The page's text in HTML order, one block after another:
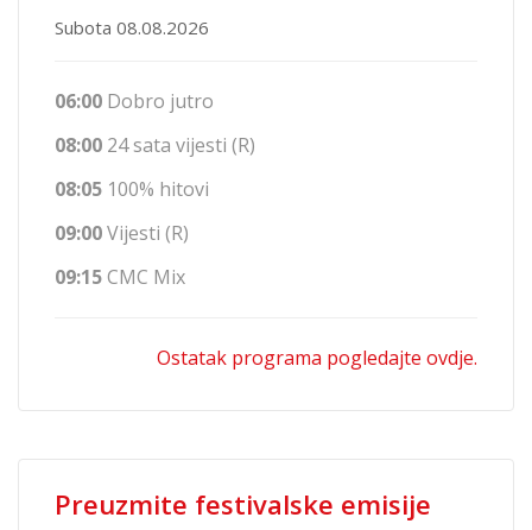
Subota 08.08.2026
06:00 Dobro jutro
08:00 24 sata vijesti (R)
08:05 100% hitovi
09:00Vijesti (R)
09:15CMC Mix
Ostatak programa pogledajte ovdje.
Preuzmite festivalske emisije